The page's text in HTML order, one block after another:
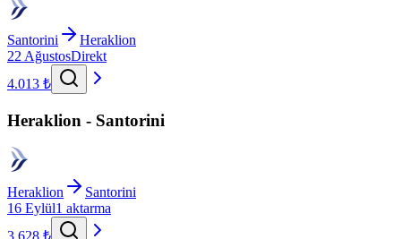
Santorini
Heraklion
22 AğustosDirekt
4.013 ₺
Heraklion - Santorini
Heraklion
Santorini
16 Eylül1 aktarma